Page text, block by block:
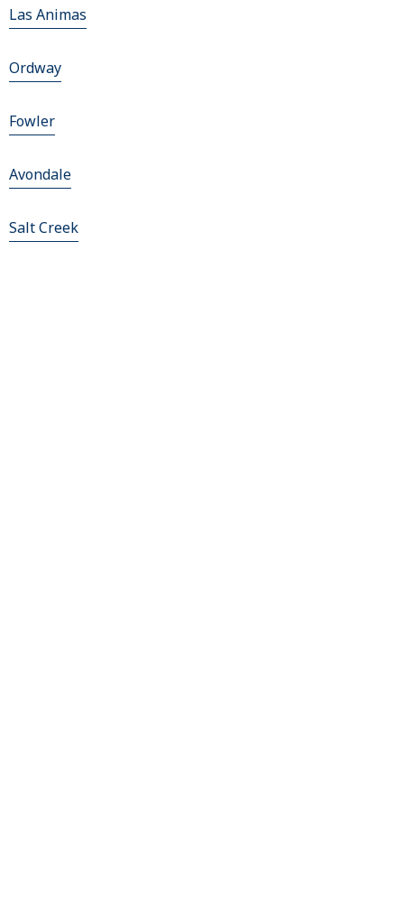
Las Animas
Ordway
Fowler
Avondale
Salt Creek